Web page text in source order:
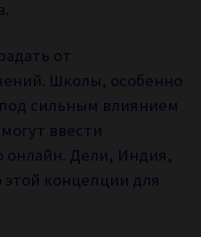
от
Школы, особенно
сильным влиянием
ввести
онлайн. Дели, Индия,
концепции для